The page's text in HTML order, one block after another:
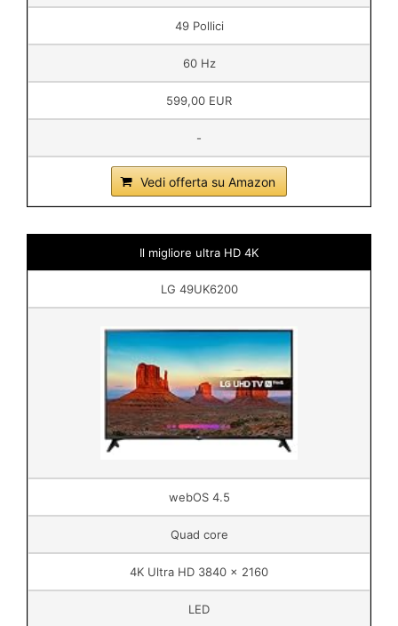
49 Pollici
60 Hz
599,00 EUR
-
Vedi offerta su Amazon
Il migliore ultra HD 4K
LG 49UK6200
webOS 4.5
Quad core
4K Ultra HD 3840 x 2160
LED